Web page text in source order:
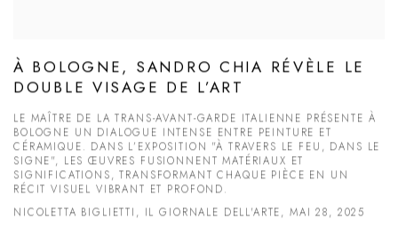
À BOLOGNE, SANDRO CHIA RÉVÈLE LE
DOUBLE VISAGE DE L’ART
LE MAÎTRE DE LA TRANS-AVANT-GARDE ITALIENNE PRÉSENTE À
BOLOGNE UN DIALOGUE INTENSE ENTRE PEINTURE ET
CÉRAMIQUE. DANS L’EXPOSITION "À TRAVERS LE FEU, DANS LE
SIGNE", LES ŒUVRES FUSIONNENT MATÉRIAUX ET
SIGNIFICATIONS, TRANSFORMANT CHAQUE PIÈCE EN UN
RÉCIT VISUEL VIBRANT ET PROFOND.
NICOLETTA BIGLIETTI, IL GIORNALE DELL'ARTE, MAI 28, 2025